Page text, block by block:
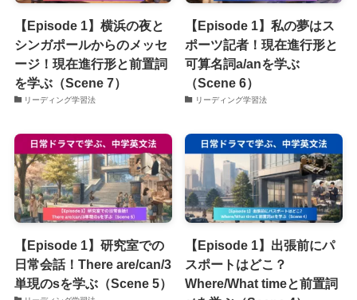
【Episode 1】横浜の夜と
シンガポールからのメッセ
ージ！現在進行形と前置詞
を学ぶ（Scene 7）
リーディング学習法
【Episode 1】私の夢はス
ポーツ記者！現在進行形と
可算名詞a/anを学ぶ
（Scene 6）
リーディング学習法
【Episode 1】研究室での
日常会話！There are/can/3
単現のsを学ぶ（Scene 5）
【Episode 1】出張前にパ
スポートはどこ？
Where/What timeと前置詞